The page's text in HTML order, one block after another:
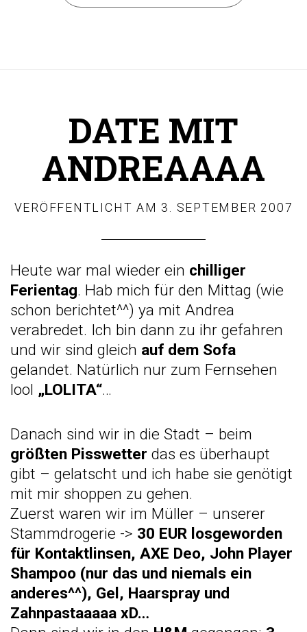
DATE MIT
ANDREAAAA
VERÖFFENTLICHT AM 3. SEPTEMBER 2007
Heute war mal wieder ein chilliger
Ferientag. Hab mich für den Mittag (wie
schon berichtet^^) ya mit Andrea
verabredet. Ich bin dann zu ihr gefahren
und wir sind gleich auf dem Sofa
gelandet. Natürlich nur zum Fernsehen
lool „LOLITA“…
Danach sind wir in die Stadt – beim
größten Pisswetter das es überhaupt
gibt – gelatscht und ich habe sie genötigt
mit mir shoppen zu gehen.
Zuerst waren wir im Müller – unserer
Stammdrogerie -> 30 EUR losgeworden
für Kontaktlinsen, AXE Deo, John Player
Shampoo (nur das und niemals ein
anderes^^), Gel, Haarspray und
Zahnpastaaaaa xD…